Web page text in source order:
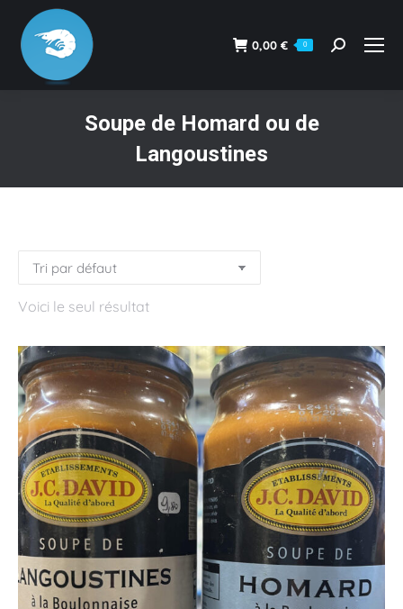
0,00 € 0
Recherche
Soupe de Homard ou de
Langoustines
Voici le seul résultat